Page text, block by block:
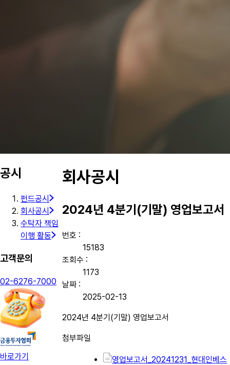
공시
펀드공시
회사공시
수탁자 책임
이행 활동
고객문의
02-6276-7000
바로가기
회사공시
2024년 4분기(기말) 영업보고서
번호 :
15183
조회수 :
1173
날짜 :
2025-02-13
2024년 4분기(기말) 영업보고서
첨부파일
영업보고서_20241231_현대인베스